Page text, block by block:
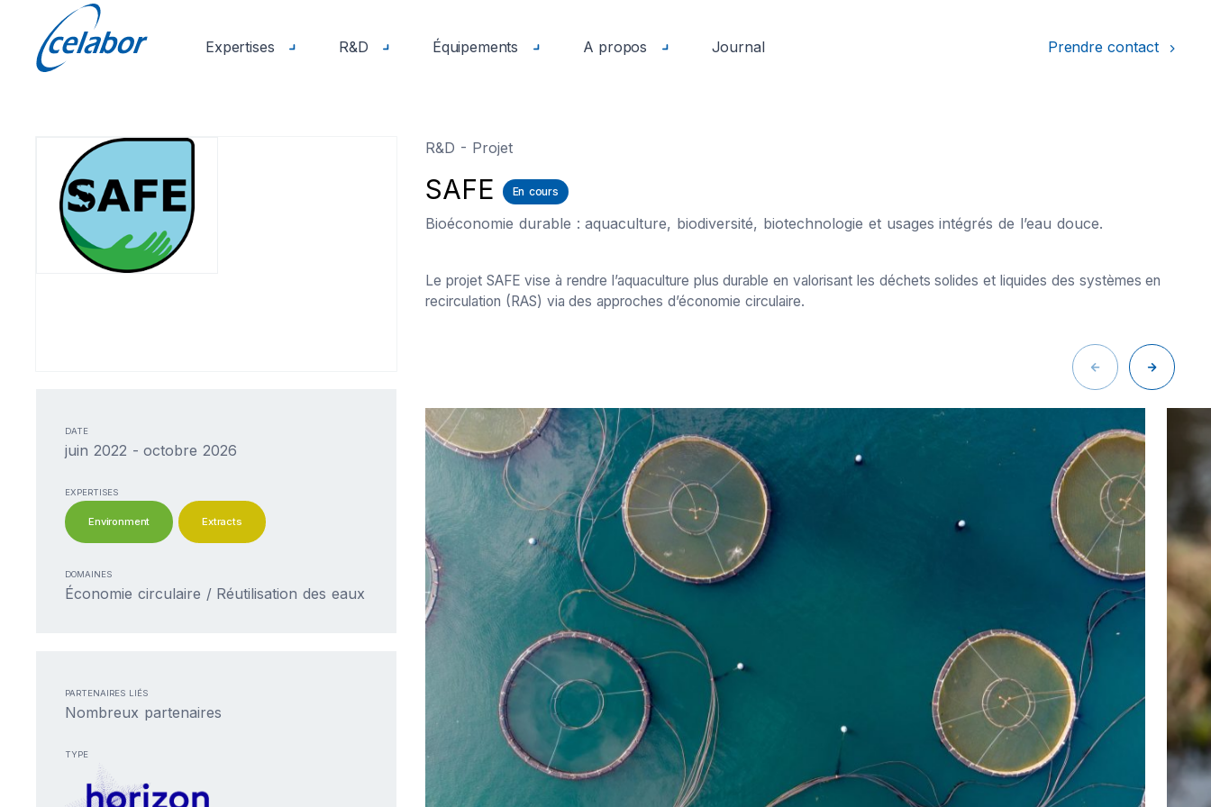
Expertises R&D Équipements A propos Journal Prendre contact
R&D - Projet
SAFE En cours
Bioéconomie durable : aquaculture, biodiversité, biotechnologie et usages intégrés de l’eau douce.
Le projet SAFE vise à rendre l’aquaculture plus durable en valorisant les déchets solides et liquides des systèmes en
recirculation (RAS) via des approches d’économie circulaire.
DATE
juin 2022 - octobre 2026
EXPERTISES
Environment Extracts
DOMAINES
Économie circulaire / Réutilisation des eaux
PARTENAIRES LIÉS
Nombreux partenaires
TYPE